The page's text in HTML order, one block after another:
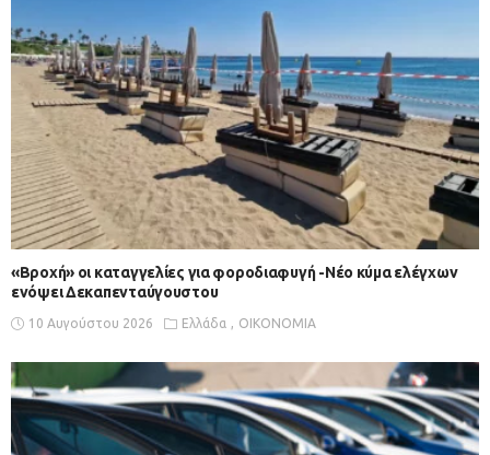
«Βροχή» οι καταγγελίες για φοροδιαφυγή -Νέο κύμα ελέγχων
ενόψει Δεκαπενταύγουστου
10 Αυγούστου 2026 Ελλάδα ΟΙΚΟΝΟΜΙΑ